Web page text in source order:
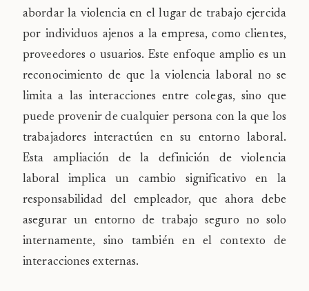
abordar la violencia en el lugar de trabajo ejercida
por individuos ajenos a la empresa, como clientes,
proveedores o usuarios. Este enfoque amplio es un
reconocimiento de que la violencia laboral no se
limita a las interacciones entre colegas, sino que
puede provenir de cualquier persona con la que los
trabajadores interactúen en su entorno laboral.
Esta ampliación de la definición de violencia
laboral implica un cambio significativo en la
responsabilidad del empleador, que ahora debe
asegurar un entorno de trabajo seguro no solo
internamente, sino también en el contexto de
interacciones externas.